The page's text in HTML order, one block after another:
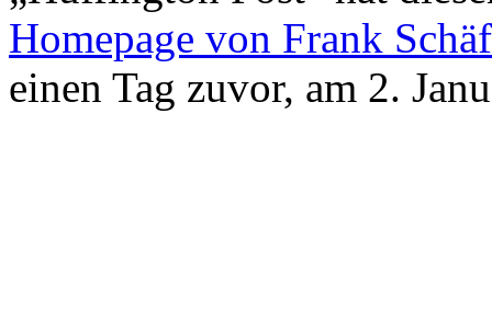
Homepage von Frank
einen Tag zuvor, am 2.